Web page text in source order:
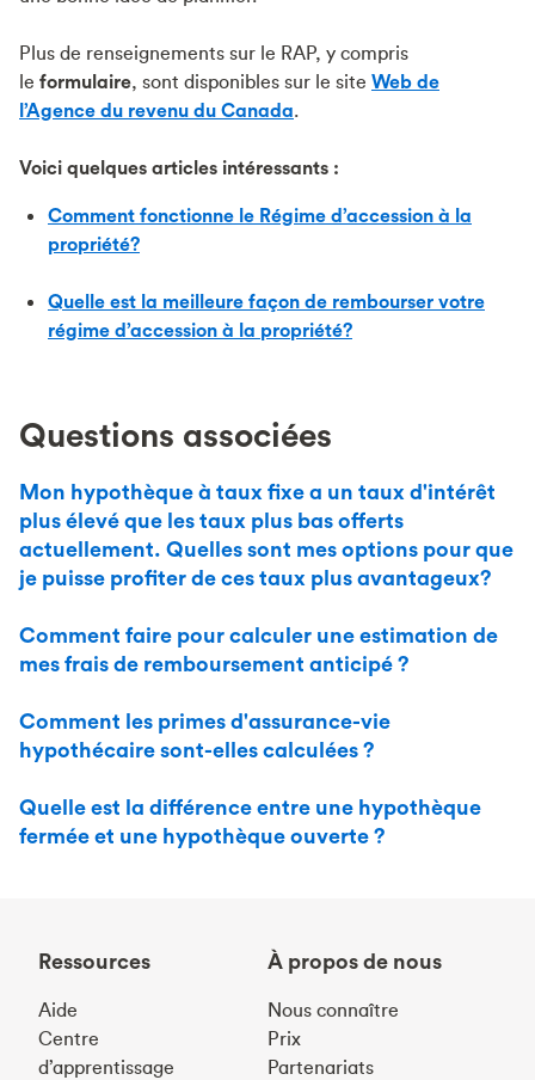
Plus de renseignements sur le RAP, y compris
le formulaire, sont disponibles sur le site Web de
l’Agence du revenu du Canada.
Voici quelques articles intéressants :
Comment fonctionne le Régime d’accession à la
propriété?
Quelle est la meilleure façon de rembourser votre
régime d’accession à la propriété?
Questions associées
Mon hypothèque à taux fixe a un taux d'intérêt
plus élevé que les taux plus bas offerts
actuellement. Quelles sont mes options pour que
je puisse profiter de ces taux plus avantageux?
Comment faire pour calculer une estimation de
mes frais de remboursement anticipé ?
Comment les primes d'assurance-vie
hypothécaire sont-elles calculées ?
Quelle est la différence entre une hypothèque
fermée et une hypothèque ouverte ?
Ressources
Aide
Centre
d’apprentissage
À propos de nous
Nous connaître
Prix
Partenariats